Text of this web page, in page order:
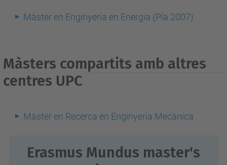
Màster en Enginyeria en Energia (Pla 2007)
Màsters compartits amb altres
centres UPC
Màster en Recerca en Enginyeria Mecànica
Erasmus Mundus master's